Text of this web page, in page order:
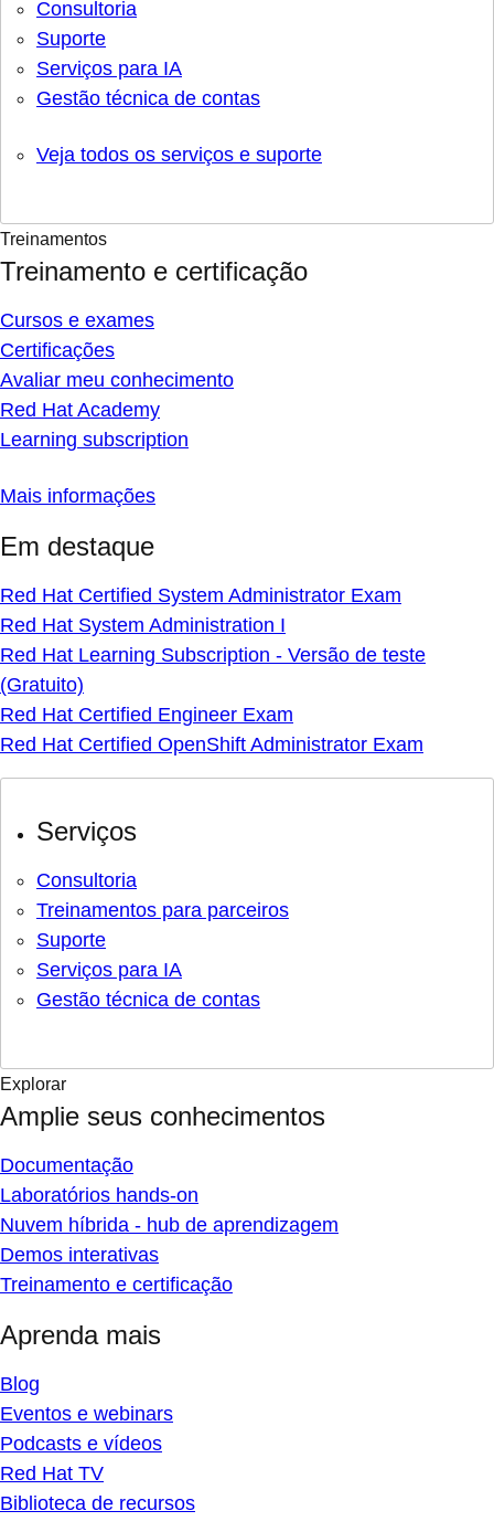
Consultoria
Suporte
Serviços para IA
Gestão técnica de contas
Veja todos os serviços e suporte
Treinamentos
Treinamento e certificação
Cursos e exames
Certificações
Avaliar meu conhecimento
Red Hat Academy
Learning subscription
Mais informações
Em destaque
Red Hat Certified System Administrator Exam
Red Hat System Administration I
Red Hat Learning Subscription - Versão de teste
(Gratuito)
Red Hat Certified Engineer Exam
Red Hat Certified OpenShift Administrator Exam
Serviços
Consultoria
Treinamentos para parceiros
Suporte
Serviços para IA
Gestão técnica de contas
Explorar
Amplie seus conhecimentos
Documentação
Laboratórios hands-on
Nuvem híbrida - hub de aprendizagem
Demos interativas
Treinamento e certificação
Aprenda mais
Blog
Eventos e webinars
Podcasts e vídeos
Red Hat TV
Biblioteca de recursos